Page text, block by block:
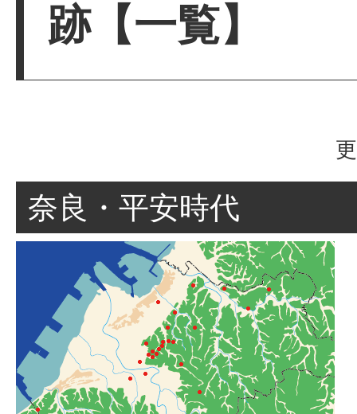
跡【一覧】
奈良・平安時代